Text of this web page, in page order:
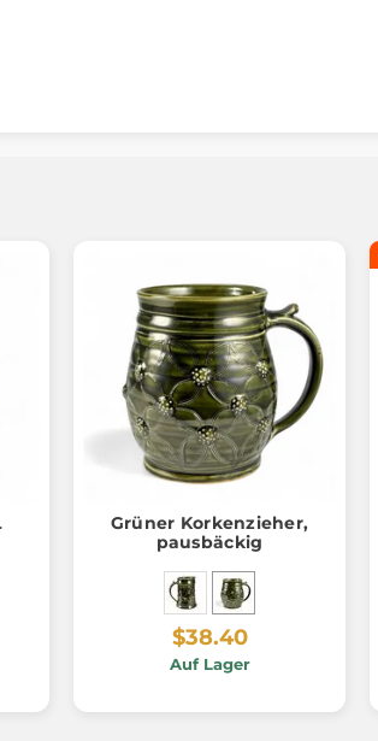
Grüner Korkenzieher,
pausbäckig
$38.40
Auf Lager